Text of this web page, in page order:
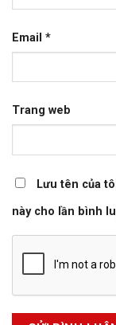
Email *
Trang web
Lưu tên của
này cho lần bình